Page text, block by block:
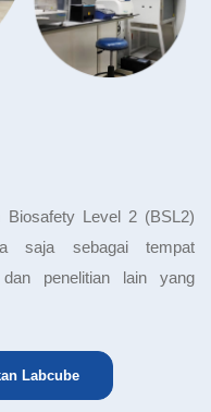
Biosafety Level 2 (BSL2)
saja sebagai tempat
penelitian lain yang
Labcube